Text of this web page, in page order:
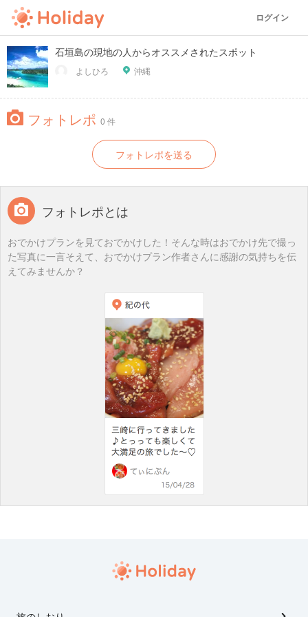
ログイン
石垣島の現地の人からオススメされたスポット
よしひろ 沖縄
フォトレポ 0 件
フォトレポを送る
フォトレポとは
おでかけプランを見ておでかけした！そんな時はおでかけ先で撮っ
た写真に一言そえて、おでかけプラン作者さんに感謝の気持ちを伝
えてみませんか？